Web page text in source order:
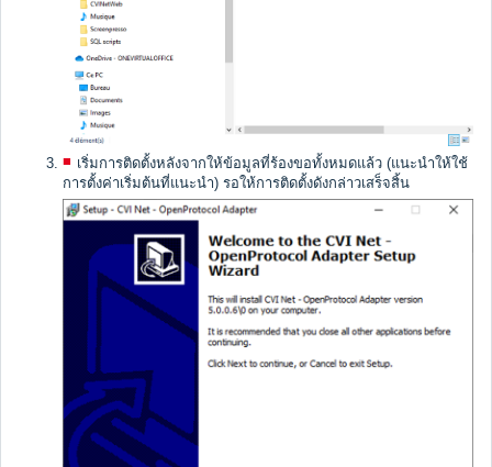
เริ่มการติดตั้งหลังจากให้ข้อมูลที่ร้องขอทั้งหมดแล้ว (แนะนำให้ใช้
การตั้งค่าเริ่มต้นที่แนะนำ) รอให้การติดตั้งดังกล่าวเสร็จสิ้น